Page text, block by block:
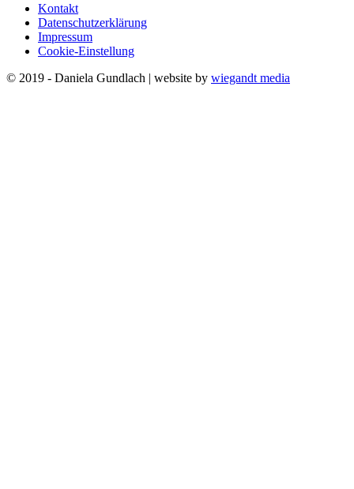
Kontakt
Datenschutzerklärung
Impressum
Cookie-Einstellung
© 2019 - Daniela Gundlach | website by wiegandt media